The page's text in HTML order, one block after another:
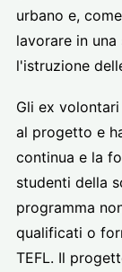
urbano e,
lavorare in
l'istruzione
Gli ex
al progetto e
continua e la
studenti della
programma
qualificati o
TEFL. Il